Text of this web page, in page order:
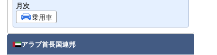
月次
乗用車
アラブ首長国連邦